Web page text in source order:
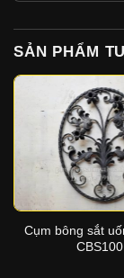
SẢN PHẨM
Cụm bông sắt